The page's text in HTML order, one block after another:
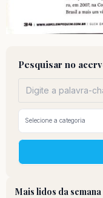
Pesquisar no
Mais lidos da semana